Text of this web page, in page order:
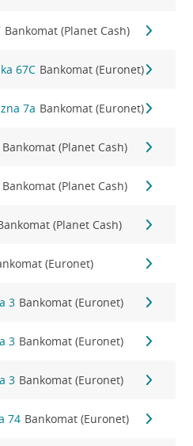
Bankomat (Planet Cash)
67C Bankomat (Euronet)
7a Bankomat (Euronet)
Bankomat (Planet Cash)
Bankomat (Planet Cash)
(Planet Cash)
(Euronet)
3 Bankomat (Euronet)
3 Bankomat (Euronet)
3 Bankomat (Euronet)
74 Bankomat (Euronet)